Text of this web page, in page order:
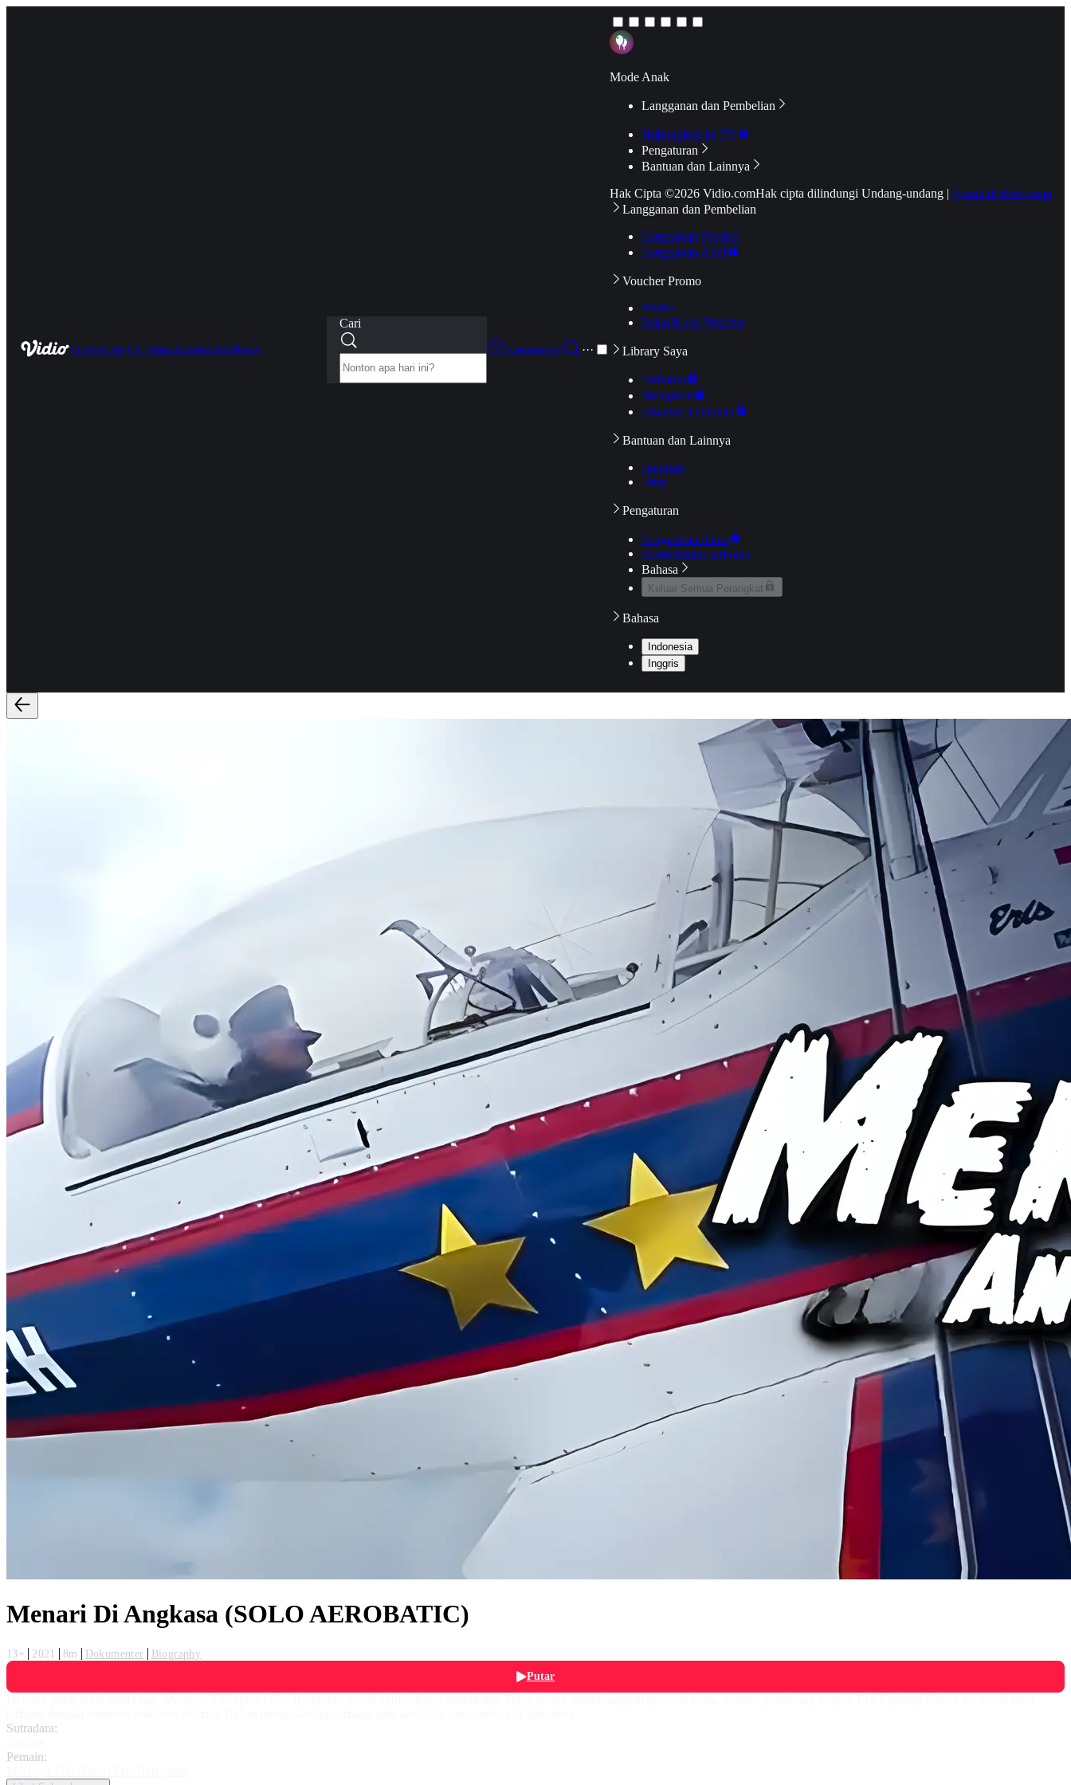
HomeLiveTV ShowSportsKidsNews
Cari
Langganan
···
Mode Anak
Langganan dan Pembelian
Hubungkan ke TV
Pengaturan
Bantuan dan Lainnya
Hak Cipta ©2026 Vidio.comHak cipta dilindungi Undang-undang | Syarat & Ketentuan
Langganan dan Pembelian
Langganan Premier
Langganan Aktif
Voucher Promo
Promo
Pakai Kode Voucher
Library Saya
Daftarku
Mengikuti
Riwayat Tontonan
Bantuan dan Lainnya
Bantuan
Blog
Pengaturan
Pengaturan Akun
Pemeriksaan Jaringan
Bahasa
Keluar Semua Perangkat
Bahasa
Indonesia
Inggris
Menari Di Angkasa (SOLO AEROBATIC)
13+ 2021 8m Dokumenter
Biography
Putar
Sutradara:
Pemain: